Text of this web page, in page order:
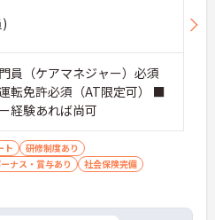
員（ケアマネジャー）必須
転免許必須（AT限定可） ■
経験あれば尚可
ト
研修制度あり
ナス・賞与あり
社会保険完備